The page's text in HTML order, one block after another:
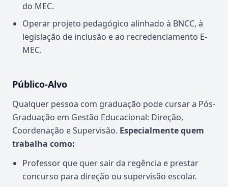
do MEC.
Operar projeto pedagógico alinhado à BNCC, à
legislação de inclusão e ao recredenciamento E-
MEC.
Público-Alvo
Qualquer pessoa com graduação pode cursar a Pós-
Graduação em Gestão Educacional: Direção,
Coordenação e Supervisão. Especialmente quem
trabalha como:
Professor que quer sair da regência e prestar
concurso para direção ou supervisão escolar.